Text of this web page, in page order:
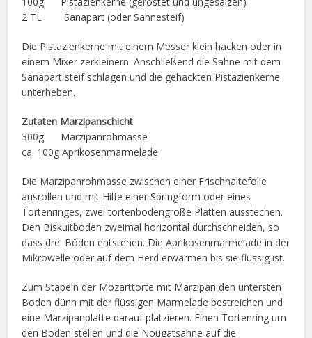
2 TL Sanapart (oder Sahnesteif)
Die Pistazienkerne mit einem Messer klein hacken oder in
einem Mixer zerkleinern. Anschließend die Sahne mit dem
Sanapart steif schlagen und die gehackten Pistazienkerne
unterheben.
Zutaten Marzipanschicht
300g Marzipanrohmasse
ca. 100g Aprikosenmarmelade
Die Marzipanrohmasse zwischen einer Frischhaltefolie
ausrollen und mit Hilfe einer Springform oder eines
Tortenringes, zwei tortenbodengroße Platten ausstechen.
Den Biskuitboden zweimal horizontal durchschneiden, so
dass drei Böden entstehen. Die Aprikosenmarmelade in der
Mikrowelle oder auf dem Herd erwärmen bis sie flüssig ist.
Zum Stapeln der Mozarttorte mit Marzipan den untersten
Boden dünn mit der flüssigen Marmelade bestreichen und
eine Marzipanplatte darauf platzieren. Einen Tortenring um
den Boden stellen und die Nougatsahne auf die